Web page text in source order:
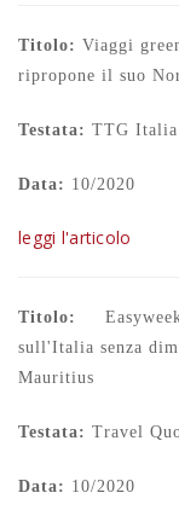
Titolo:Viaggi
ripropone il suo
Testata: TTG Italia
Data: 10/2020
leggi l'articolo
Titolo:
sull'Italia senza
Mauritius
Testata: Travel
Data: 10/2020